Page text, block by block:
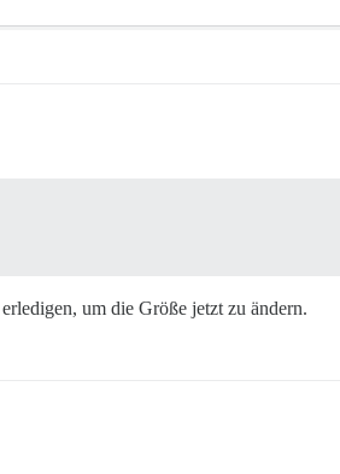
um die Größe jetzt zu ändern.